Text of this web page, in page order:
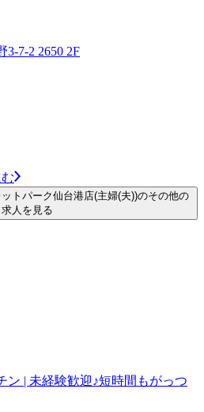
7-2 2650 2F
トパーク仙台港店(主婦(夫))のその他の
求人を見る
ン | 未経験歓迎♪短時間もがっつ